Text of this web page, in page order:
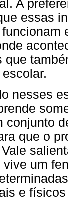
A
essas
que
nesses
conjunto
que o
um
e